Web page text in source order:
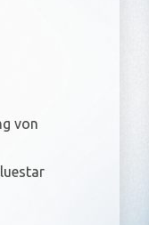
von